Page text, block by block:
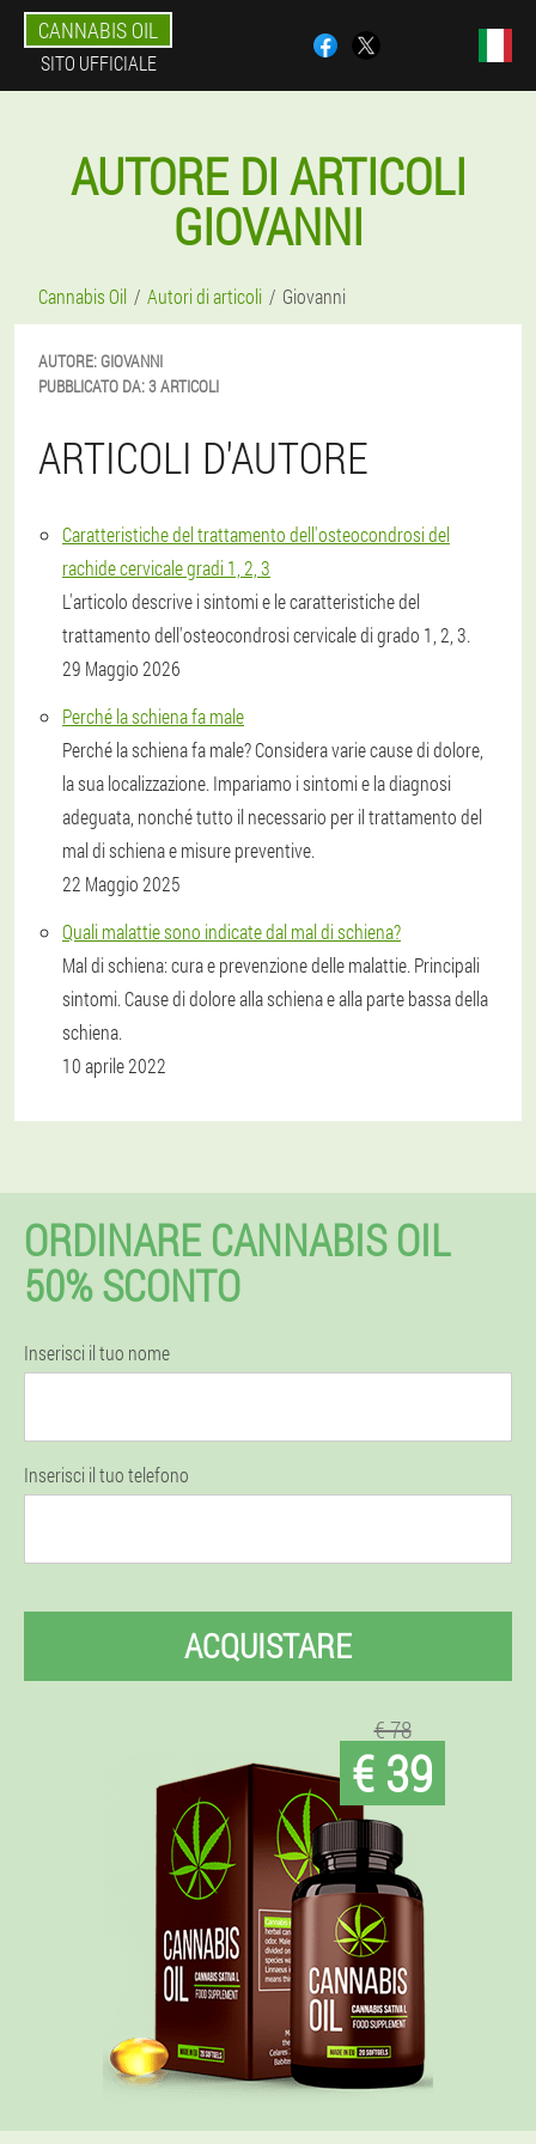
CANNABIS OIL
SITO UFFICIALE
AUTORE DI ARTICOLI
GIOVANNI
Cannabis Oil Autori di articoli Giovanni
AUTORE: GIOVANNI
PUBBLICATO DA:3 ARTICOLI
ARTICOLI D'AUTORE
Caratteristiche del trattamento dell'osteocondrosi del
rachide cervicale gradi 1, 2, 3
L'articolo descrive i sintomi e le caratteristiche del
trattamento dell'osteocondrosi cervicale di grado 1, 2, 3.
29 Maggio 2026
Perché la schiena fa male
Perché la schiena fa male? Considera varie cause di dolore,
la sua localizzazione. Impariamo i sintomi e la diagnosi
adeguata, nonché tutto il necessario per il trattamento del
mal di schiena e misure preventive.
22 Maggio 2025
Quali malattie sono indicate dal mal di schiena?
Mal di schiena: cura e prevenzione delle malattie. Principali
sintomi. Cause di dolore alla schiena e alla parte bassa della
schiena.
10 aprile 2022
ORDINARE CANNABIS OIL
50% SCONTO
Inserisci il tuo nome
Inserisci il tuo telefono
ACQUISTARE
€ 78
€ 39